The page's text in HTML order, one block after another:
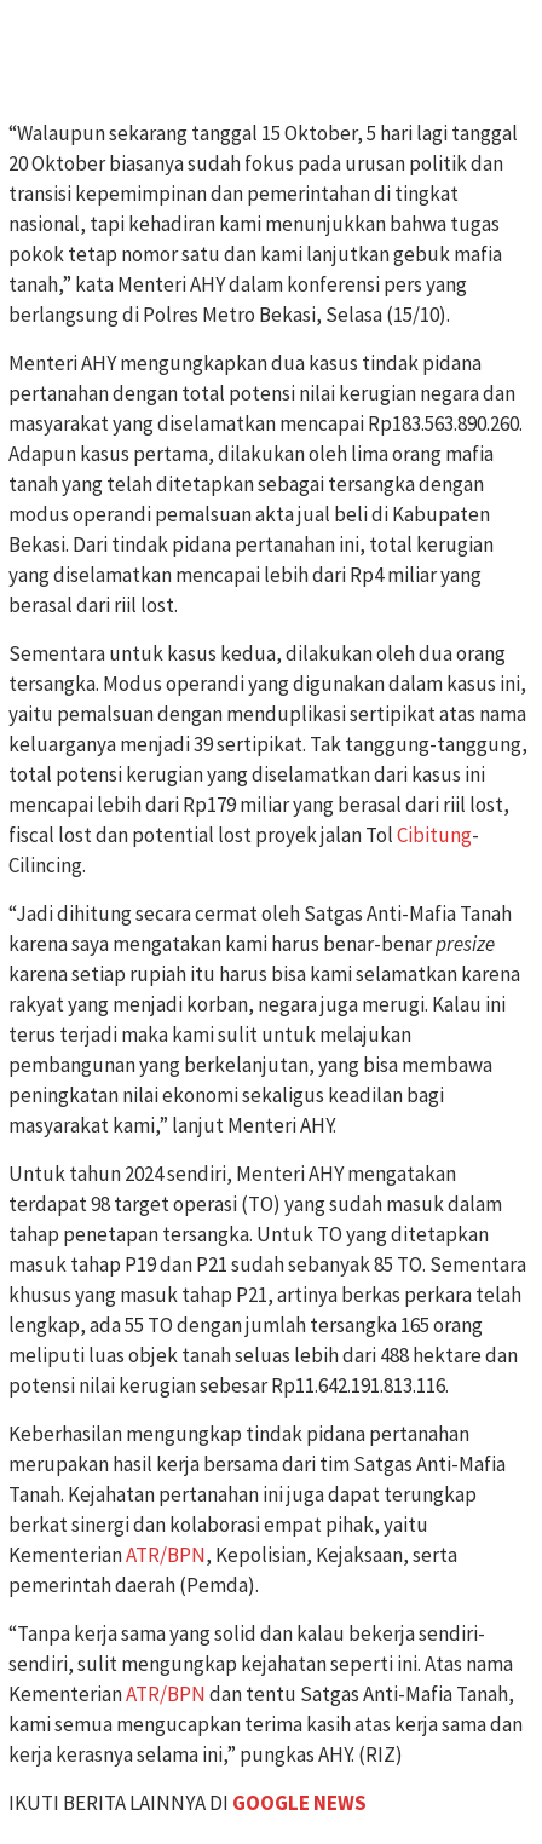
“Walaupun sekarang tanggal 15 Oktober, 5 hari lagi tanggal
20 Oktober biasanya sudah fokus pada urusan politik dan
transisi kepemimpinan dan pemerintahan di tingkat
nasional, tapi kehadiran kami menunjukkan bahwa tugas
pokok tetap nomor satu dan kami lanjutkan gebuk mafia
tanah,” kata Menteri AHY dalam konferensi pers yang
berlangsung di Polres Metro Bekasi, Selasa (15/10).
Menteri AHY mengungkapkan dua kasus tindak pidana
pertanahan dengan total potensi nilai kerugian negara dan
masyarakat yang diselamatkan mencapai Rp183.563.890.260.
Adapun kasus pertama, dilakukan oleh lima orang mafia
tanah yang telah ditetapkan sebagai tersangka dengan
modus operandi pemalsuan akta jual beli di Kabupaten
Bekasi. Dari tindak pidana pertanahan ini, total kerugian
yang diselamatkan mencapai lebih dari Rp4 miliar yang
berasal dari riil lost.
Sementara untuk kasus kedua, dilakukan oleh dua orang
tersangka. Modus operandi yang digunakan dalam kasus ini,
yaitu pemalsuan dengan menduplikasi sertipikat atas nama
keluarganya menjadi 39 sertipikat. Tak tanggung-tanggung,
total potensi kerugian yang diselamatkan dari kasus ini
mencapai lebih dari Rp179 miliar yang berasal dari riil lost,
fiscal lost dan potential lost proyek jalan TolCibitung-
Cilincing.
“Jadi dihitung secara cermat oleh Satgas Anti-Mafia Tanah
karena saya mengatakan kami harus benar-benarpresize
karena setiap rupiah itu harus bisa kami selamatkan karena
rakyat yang menjadi korban, negara juga merugi. Kalau ini
terus terjadi maka kami sulit untuk melajukan
pembangunan yang berkelanjutan, yang bisa membawa
peningkatan nilai ekonomi sekaligus keadilan bagi
masyarakat kami,” lanjut Menteri AHY.
Untuk tahun 2024 sendiri, Menteri AHY mengatakan
terdapat 98 target operasi (TO) yang sudah masuk dalam
tahap penetapan tersangka. Untuk TO yang ditetapkan
masuk tahap P19 dan P21 sudah sebanyak 85 TO. Sementara
khusus yang masuk tahap P21, artinya berkas perkara telah
lengkap, ada 55 TO dengan jumlah tersangka 165 orang
meliputi luas objek tanah seluas lebih dari 488 hektare dan
potensi nilai kerugian sebesar Rp11.642.191.813.116.
Keberhasilan mengungkap tindak pidana pertanahan
merupakan hasil kerja bersama dari tim Satgas Anti-Mafia
Tanah. Kejahatan pertanahan ini juga dapat terungkap
berkat sinergi dan kolaborasi empat pihak, yaitu
KementerianATR/BPN, Kepolisian, Kejaksaan, serta
pemerintah daerah (Pemda).
“Tanpa kerja sama yang solid dan kalau bekerja sendiri-
sendiri, sulit mengungkap kejahatan seperti ini. Atas nama
KementerianATR/BPNdan tentu Satgas Anti-Mafia Tanah,
kami semua mengucapkan terima kasih atas kerja sama dan
kerja kerasnya selama ini,” pungkas AHY. (RIZ)
IKUTI BERITA LAINNYA DI GOOGLE NEWS